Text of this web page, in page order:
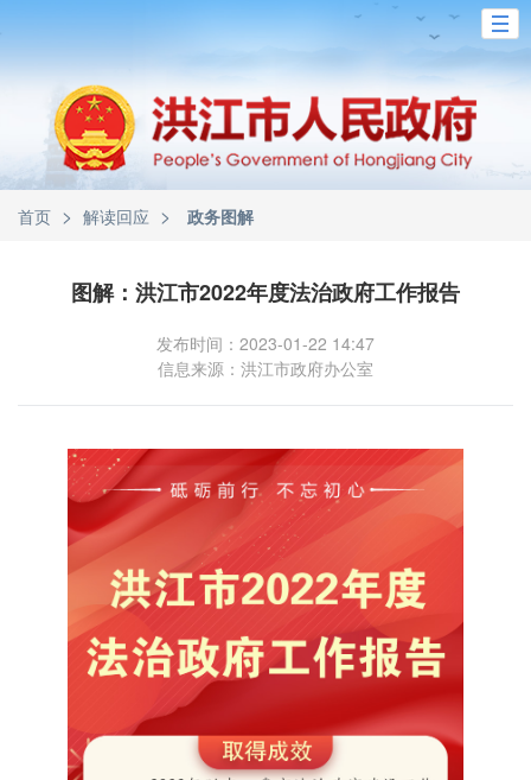
首页 > 解读回应 > 政务图解
图解：洪江市2022年度法治政府工作报告
发布时间：2023-01-22 14:47
信息来源：洪江市政府办公室